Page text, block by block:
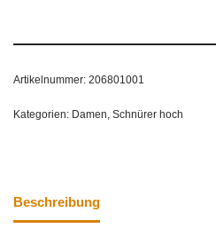
Artikelnummer: 206801001
Kategorien: Damen Schnürer hoch
Beschreibung